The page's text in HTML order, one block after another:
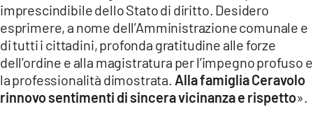
imprescindibile dello Stato di diritto. Desidero
esprimere, a nome dell’Amministrazione comunale e
di tutti i cittadini, profonda gratitudine alle forze
dell’ordine e alla magistratura per l’impegno profuso e
la professionalità dimostrata. Alla famiglia Ceravolo
rinnovo sentimenti di sincera vicinanza e rispetto».